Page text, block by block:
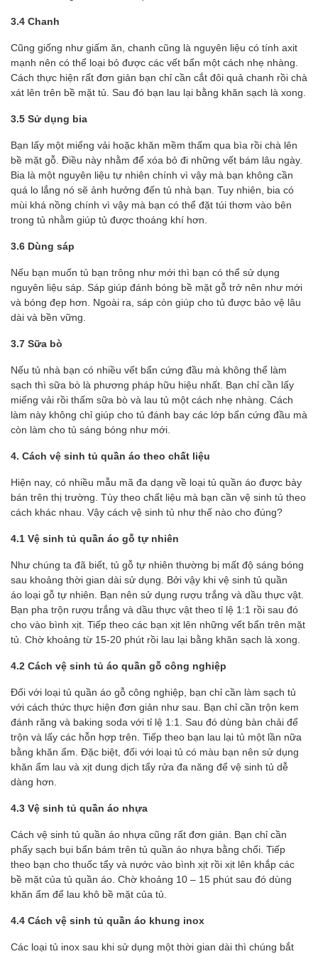
3.4 Chanh
Cũng giống như giấm ăn, chanh cũng là nguyên liệu có tính axit
mạnh nên có thể loại bỏ được các vết bẩn một cách nhẹ nhàng.
Cách thực hiện rất đơn giản bạn chỉ cần cắt đôi quả chanh rồi chà
xát lên trên bề mặt tủ. Sau đó bạn lau lại bằng khăn sạch là xong.
3.5 Sử dụng bia
Bạn lấy một miếng vải hoặc khăn mềm thấm qua bìa rồi chà lên
bề mặt gỗ. Điều này nhằm để xóa bỏ đi những vết bám lâu ngày.
Bia là một nguyên liệu tự nhiên chính vì vậy mà bạn không cần
quá lo lắng nó sẽ ảnh hưởng đến tủ nhà bạn. Tuy nhiên, bia có
mùi khá nồng chính vì vậy mà bạn có thể đặt túi thơm vào bên
trong tủ nhằm giúp tủ được thoáng khí hơn.
3.6 Dùng sáp
Nếu bạn muốn tủ bạn trông như mới thì bạn có thể sử dụng
nguyên liệu sáp. Sáp giúp đánh bóng bề mặt gỗ trở nên như mới
và bóng đẹp hơn. Ngoài ra, sáp còn giúp cho tủ được bảo vệ lâu
dài và bền vững.
3.7 Sữa bò
Nếu tủ nhà bạn có nhiều vết bẩn cứng đầu mà không thể làm
sạch thì sữa bò là phương pháp hữu hiệu nhất. Bạn chỉ cần lấy
miếng vải rồi thấm sữa bò và lau tủ một cách nhẹ nhàng. Cách
làm này không chỉ giúp cho tủ đánh bay các lớp bẩn cứng đầu mà
còn làm cho tủ sáng bóng như mới.
4. Cách vệ sinh tủ quần áo theo chất liệu
Hiện nay, có nhiều mẫu mã đa dạng về loại tủ quần áo được bày
bán trên thị trường. Tùy theo chất liệu mà bạn cần vệ sinh tủ theo
cách khác nhau. Vậy cách vệ sinh tủ như thế nào cho đúng?
4.1 Vệ sinh tủ quần áo gỗ tự nhiên
Như chúng ta đã biết, tủ gỗ tự nhiên thường bị mất độ sáng bóng
sau khoảng thời gian dài sử dụng. Bởi vậy khi vệ sinh tủ quần
áo loại gỗ tự nhiên. Bạn nên sử dụng rượu trắng và dầu thực vật.
Bạn pha trộn rượu trắng và dầu thực vật theo tỉ lệ 1:1 rồi sau đó
cho vào bình xịt. Tiếp theo các bạn xịt lên những vết bẩn trên mặt
tủ. Chờ khoảng từ 15-20 phút rồi lau lại bằng khăn sạch là xong.
4.2 Cách vệ sinh tủ áo quần gỗ công nghiệp
Đối với loại tủ quần áo gỗ công nghiệp, bạn chỉ cần làm sạch tủ
với cách thức thực hiện đơn giản như sau. Bạn chỉ cần trộn kem
đánh răng và baking soda với tỉ lệ 1:1. Sau đó dùng bàn chải để
trộn và lấy các hỗn hợp trên. Tiếp theo bạn lau lại tủ một lần nữa
bằng khăn ẩm. Đặc biệt, đối với loại tủ có màu bạn nên sử dụng
khăn ẩm lau và xịt dung dịch tẩy rửa đa năng để vệ sinh tủ dễ
dàng hơn.
4.3 Vệ sinh tủ quần áo nhựa
Cách vệ sinh tủ quần áo nhựa cũng rất đơn giản. Bạn chỉ cần
phẩy sạch bụi bẩn bám trên tủ quần áo nhựa bằng chổi. Tiếp
theo bạn cho thuốc tẩy và nước vào bình xịt rồi xịt lên khắp các
bề mặt của tủ quần áo. Chờ khoảng 10 – 15 phút sau đó dùng
khăn ẩm để lau khô bề mặt của tủ.
4.4 Cách vệ sinh tủ quần áo khung inox
Các loại tủ inox sau khi sử dụng một thời gian dài thì chúng bắt